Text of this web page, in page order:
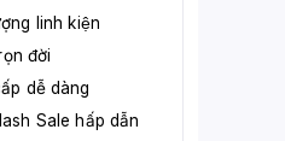
linh kiện
đời
dễ dàng
Sale hấp dẫn